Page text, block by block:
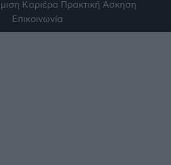
Καριέρα Πρακτική Άσκηση
Επικοινωνία